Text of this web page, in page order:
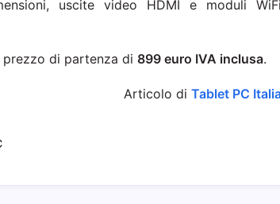
uscite video HDMI e moduli WiFi
prezzo di partenza di 899 euro IVA inclusa.
Articolo di Tablet PC